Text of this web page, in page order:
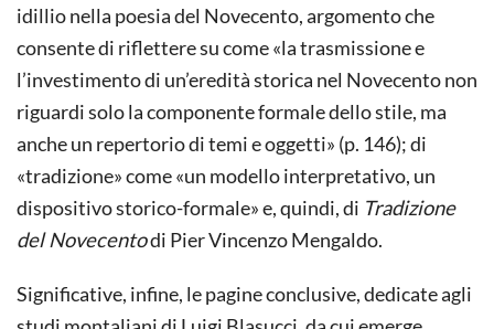
idillio nella poesia del Novecento, argomento che
consente di riflettere su come «la trasmissione e
l’investimento di un’eredità storica nel Novecento non
riguardi solo la componente formale dello stile, ma
anche un repertorio di temi e oggetti» (p. 146); di
«tradizione» come «un modello interpretativo, un
dispositivo storico-formale» e, quindi, di Tradizione
del Novecentodi Pier Vincenzo Mengaldo.
Significative, infine, le pagine conclusive, dedicate agli